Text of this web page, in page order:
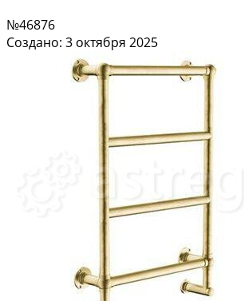
№46876
Создано: 3 октября 2025